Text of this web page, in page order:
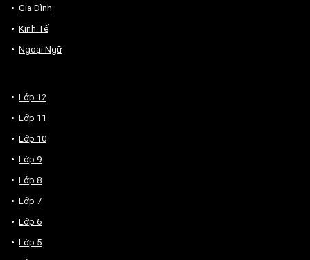
Gia Đình
Kinh Tế
Ngoại Ngữ
Lớp 12
Lớp 11
Lớp 10
Lớp 9
Lớp 8
Lớp 7
Lớp 6
Lớp 5